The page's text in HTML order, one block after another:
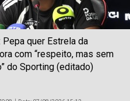
Pepa quer Estrela da
com “respeito, mas sem
do Sporting (editado)